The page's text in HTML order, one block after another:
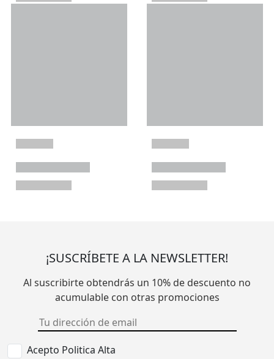
¡SUSCRÍBETE A LA NEWSLETTER!
Al suscribirte obtendrás un 10% de descuento no
acumulable con otras promociones
Acepto Politica Alta